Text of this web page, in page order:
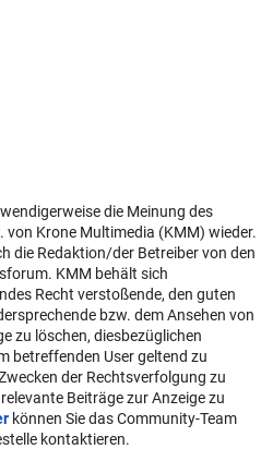
die Meinung des
Krone Multimedia (KMM) wieder.
die Redaktion/der Betreiber von den
KMM behält sich
Recht verstoßende, den guten
bzw. dem Ansehen von
zu löschen, diesbezüglichen
betreffenden User geltend zu
der Rechtsverfolgung zu
Beiträge zur Anzeige zu
können Sie das Community-Team
kontaktieren.